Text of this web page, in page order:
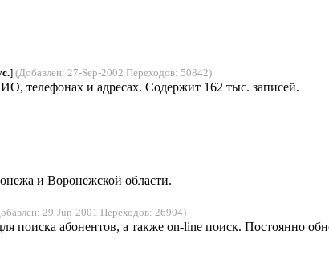
] (Добавлен: 27-Sep-2002 Переходов: 50842)
телефонах и адресах. Содержит 162 тыс. записей.
и Воронежской области.
29-Jun-2001 Переходов: 26904)
абонентов, а также on-line поиск. Постоянно